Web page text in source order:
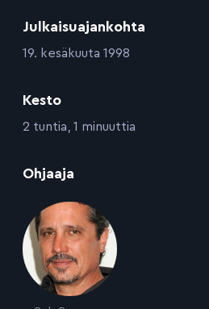
Julkaisuajankohta
:19. kesäkuuta 1998
Kesto
:2 tuntia, 1 minuuttia
Ohjaaja